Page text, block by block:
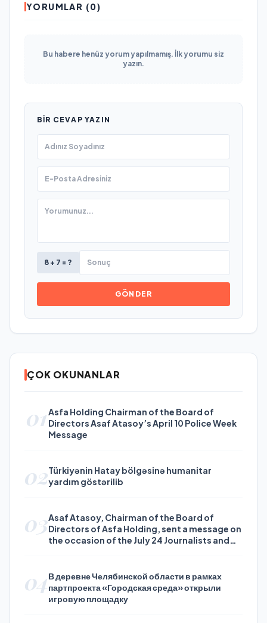
YORUMLAR (0)
Bu habere henüz yorum yapılmamış. İlk yorumu siz
yazın.
BIR CEVAP YAZIN
8 + 7 = ?
GÖNDER
ÇOK OKUNANLAR
01Asfa Holding Chairman of the Board of
Directors Asaf Atasoy’s April 10 Police Week
Message
02Türkiyənin Hatay bölgəsinə humanitar
yardım göstərilib
03Asaf Atasoy, Chairman of the Board of
Directors of Asfa Holding, sent a message on
the occasion of the July 24 Journalists and
04В деревне Челябинской области в рамках
партпроекта «Городская среда» открыли
игровую площадку